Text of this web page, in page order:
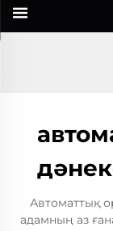
Автоматтық
адамның аз